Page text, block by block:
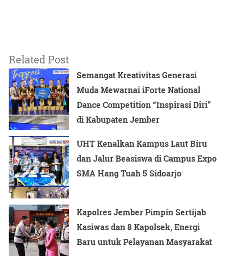
Related Post
Semangat Kreativitas Generasi
Muda Mewarnai iForte National
Dance Competition “Inspirasi Diri”
di Kabupaten Jember
UHT Kenalkan Kampus Laut Biru
dan Jalur Beasiswa di Campus Expo
SMA Hang Tuah 5 Sidoarjo
Kapolres Jember Pimpin Sertijab
Kasiwas dan 8 Kapolsek, Energi
Baru untuk Pelayanan Masyarakat